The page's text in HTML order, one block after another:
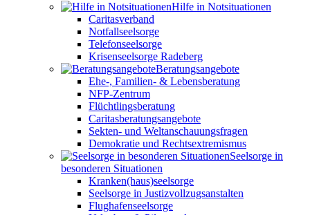
Hilfe in Notsituationen
Caritasverband
Notfallseelsorge
Telefonseelsorge
Krisenseelsorge Radeberg
Beratungsangebote
Ehe-, Familien- & Lebensberatung
NFP-Zentrum
Flüchtlingsberatung
Caritasberatungsangebote
Sekten- und Weltanschauungsfragen
Demokratie und Rechtsextremismus
Seelsorge in
besonderen Situationen
Kranken(haus)seelsorge
Seelsorge in Justizvollzugsanstalten
Flughafenseelsorge